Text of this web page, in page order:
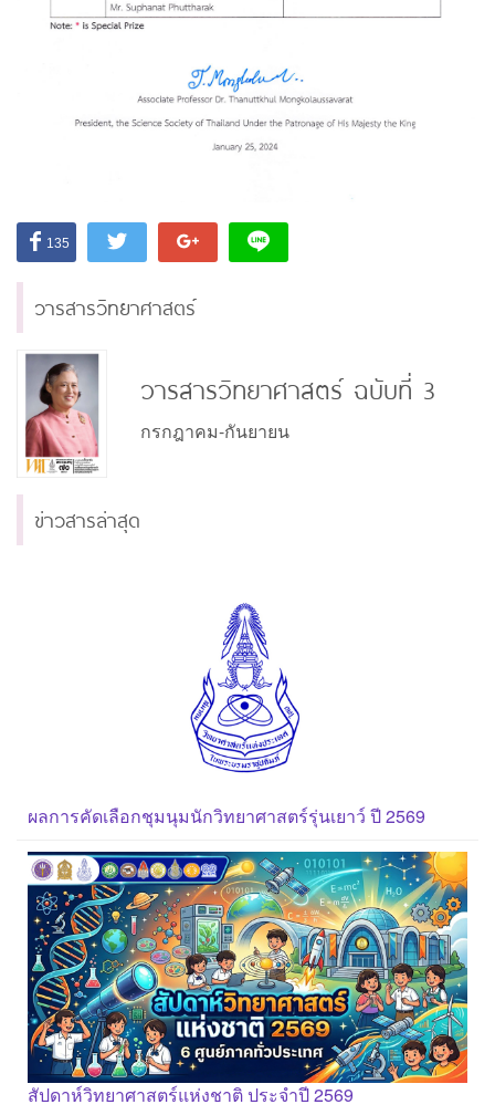
135
วารสารวิทยาศาสตร์
วารสารวิทยาศาสตร์ ฉบับที่ 3
กรกฎาคม-กันยายน
ข่าวสารล่าสุด
ผลการคัดเลือกชุมนุมนักวิทยาศาสตร์รุ่นเยาว์ ปี 2569
สัปดาห์วิทยาศาสตร์แห่งชาติ ประจำปี 2569